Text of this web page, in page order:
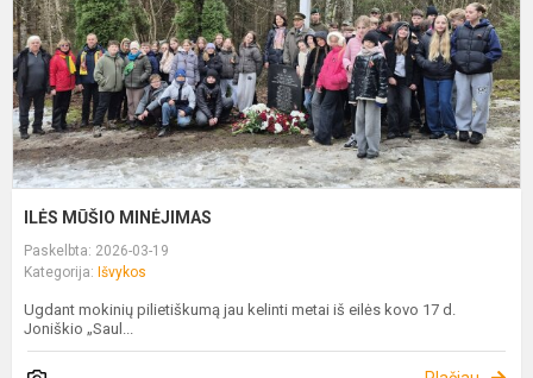
ILĖS MŪŠIO MINĖJIMAS
Paskelbta: 2026-03-19
Kategorija: Išvykos
Ugdant mokinių pilietiškumą jau kelinti metai iš eilės kovo 17 d.
Joniškio „Saul...